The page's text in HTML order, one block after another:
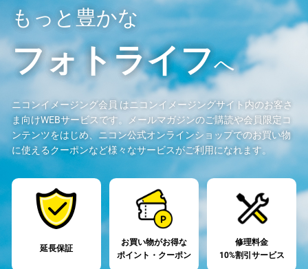
もっと豊かな
フォトライフへ
ニコンイメージング会員 はニコンイメージングサイト内のお客さ
ま向けWEBサービスです。メールマガジンのご購読や会員限定コ
ンテンツをはじめ、ニコン公式オンラインショップでのお買い物
に使えるクーポンなど様々なサービスがご利用になれます。
延長保証
お買い物がお得な
ポイント・クーポン
修理料金
10%割引サービス